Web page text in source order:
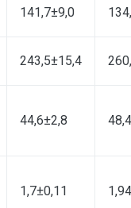
141,7±9,0
243,5±15,4
44,6±2,8
1,7±0,11